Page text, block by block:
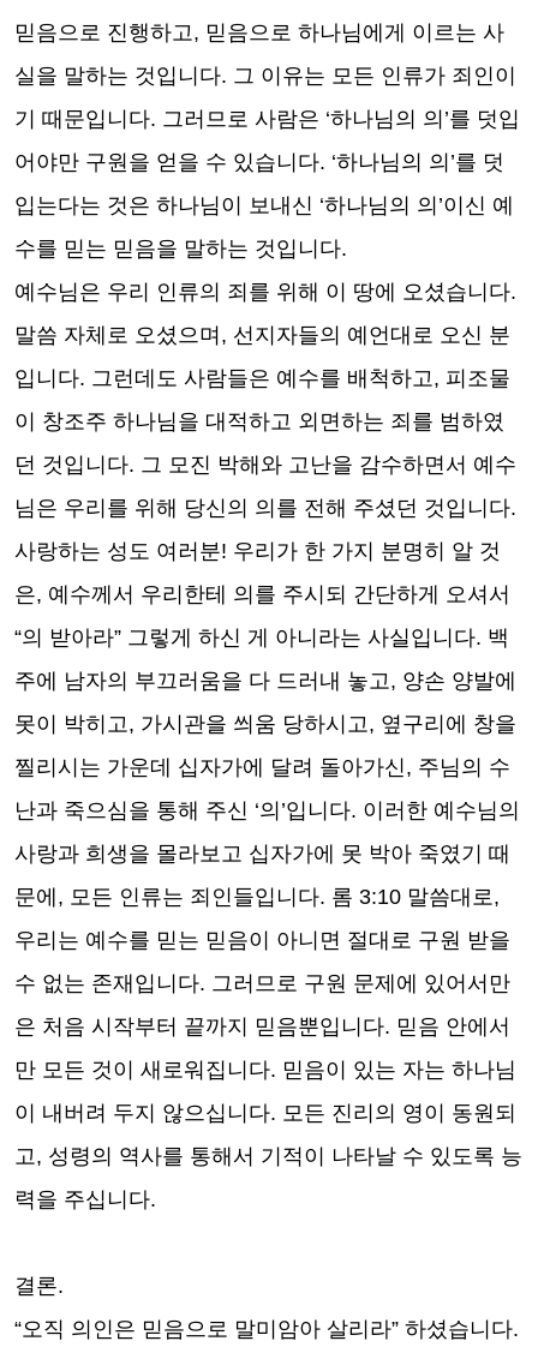
믿음으로 진행하고, 믿음으로 하나님에게 이르는 사
실을 말하는 것입니다. 그 이유는 모든 인류가 죄인이
기 때문입니다. 그러므로 사람은 ‘하나님의 의 ’를 덧입
어야만 구원을 얻을 수 있습니다. ‘하나님의 의 ’를 덧
입는다는 것은 하나님이 보내신 ‘하나님의 의 ’이신 예
수를 믿는 믿음을 말하는 것입니다.
예수님은 우리 인류의 죄를 위해 이 땅에 오셨습니다.
말씀 자체로 오셨으며 , 선지자들의 예언대로 오신 분
입니다. 그런데도 사람들은 예수를 배척하고, 피조물
이 창조주 하나님을 대적하고 외면하는 죄를 범하였
던 것입니다. 그 모진 박해와 고난을 감수하면서 예수
님은 우리를 위해 당신의 의를 전해 주셨던 것입니다.
사랑하는 성도 여러분! 우리가 한 가지 분명히 알 것
은, 예수께서 우리한테 의를 주시되 간단하게 오셔서
“의 받아라” 그렇게 하신 게 아니라는 사실입니다. 백
주에 남자의 부끄러움을 다 드러내 놓고, 양손 양발에
못이 박히고, 가시관을 씌움 당하시고, 옆구리에 창을
찔리시는 가운데 십자가에 달려 돌아가신, 주님의 수
난과 죽으심을 통해 주신 ‘의 ’입니다. 이러한 예수님의
사랑과 희생을 몰라보고 십자가에 못 박아 죽였기 때
문에 , 모든 인류는 죄인들입니다. 롬 3:10 말씀대로,
우리는 예수를 믿는 믿음이 아니면 절대로 구원 받을
수 없는 존재입니다. 그러므로 구원 문제에 있어서만
은 처음 시작부터 끝까지 믿음뿐입니다. 믿음 안에서
만 모든 것이 새로워집니다. 믿음이 있는 자는 하나님
이 내버려 두지 않으십니다. 모든 진리의 영이 동원되
고, 성령의 역사를 통해서 기적이 나타날 수 있도록 능
력을 주십니다.
결론.
“오직 의인은 믿음으로 말미암아 살리라” 하셨습니다.